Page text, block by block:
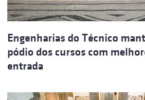
Engenharias do Técnico
pódio dos cursos com
entrada